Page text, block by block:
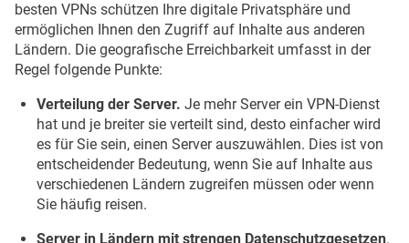
besten VPNs schützen Ihre digitale Privatsphäre und
ermöglichen Ihnen den Zugriff auf Inhalte aus anderen
Ländern. Die geografische Erreichbarkeit umfasst in der
Regel folgende Punkte:
Verteilung der Server. Je mehr Server ein VPN-Dienst
hat und je breiter sie verteilt sind, desto einfacher wird
es für Sie sein, einen Server auszuwählen. Dies ist von
entscheidender Bedeutung, wenn Sie auf Inhalte aus
verschiedenen Ländern zugreifen müssen oder wenn
Sie häufig reisen.
Server in Ländern mit strengen Datenschutzgesetzen.